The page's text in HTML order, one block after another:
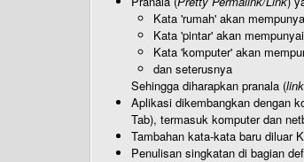
Kata 'rumah' akan
Kata 'pintar' akan
Kata 'komputer' akan
dan seterusnya
Sehingga diharapkan pranala (link
Aplikasi dikembangkan dengan
Tab), termasuk komputer dan
Tambahan kata-kata baru diluar
Penulisan singkatan di bagian